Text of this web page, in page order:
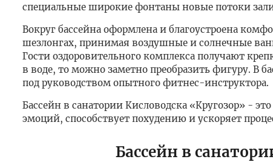
специальные широкие фонтаны новые потоки
Вокруг бассейна оформлена и благоустроена
шезлонгах, принимая воздушные и солнечные
Гости оздоровительного комплекса получают
в воде, то можно заметно преобразить фигуру. В
под руководством опытного фитнес-инструктора.
Бассейн в санатории Кисловодска «Кругозор» -
эмоций, способствует похудению и ускоряет
Бассейн в